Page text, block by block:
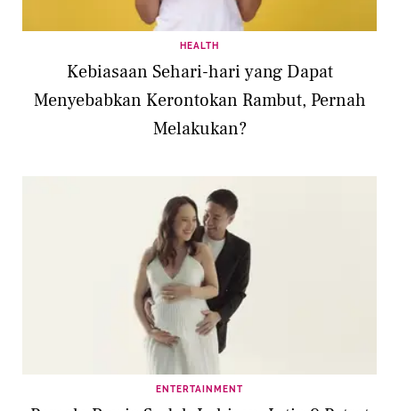
HEALTH
Kebiasaan Sehari-hari yang Dapat
Menyebabkan Kerontokan Rambut, Pernah
Melakukan?
ENTERTAINMENT